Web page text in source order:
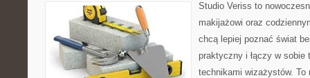
Studio Veriss to
makijażowi oraz
chcą lepiej poznać świat
praktyczny i łączy w sobie
technikami wizażystów. To